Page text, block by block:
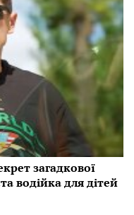
загадкової
водійка для дітей